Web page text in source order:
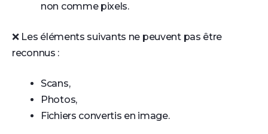
non comme pixels.
❌ Les éléments suivants ne peuvent pas être
reconnus :
Scans,
Photos,
Fichiers convertis en image.